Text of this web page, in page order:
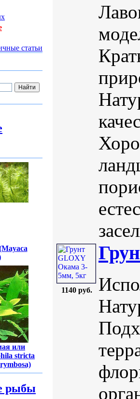
статьи
или
stricta
рыбы
1140 руб.